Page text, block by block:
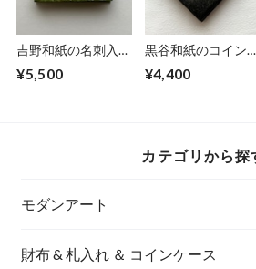
吉野和紙の名刺入れ
¥5,500
黒谷和紙のコインケ
¥4,400
カテゴリから探
モダンアート
財布 & 札入れ ＆ コインケース